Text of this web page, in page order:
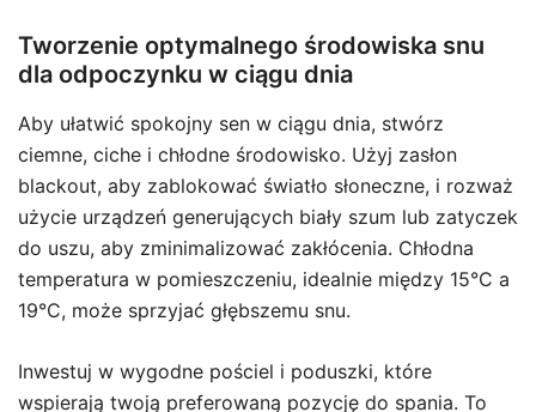
Tworzenie optymalnego środowiska snu
dla odpoczynku w ciągu dnia
Aby ułatwić spokojny sen w ciągu dnia, stwórz
ciemne, ciche i chłodne środowisko. Użyj zasłon
blackout, aby zablokować światło słoneczne, i rozważ
użycie urządzeń generujących biały szum lub zatyczek
do uszu, aby zminimalizować zakłócenia. Chłodna
temperatura w pomieszczeniu, idealnie między 15°C a
19°C, może sprzyjać głębszemu snu.
Inwestuj w wygodne pościel i poduszki, które
wspierają twoją preferowaną pozycję do spania. To